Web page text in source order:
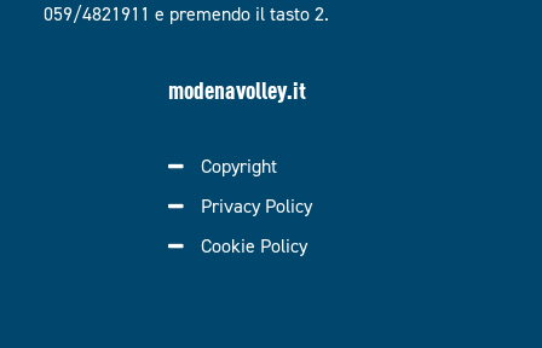
059/4821911 e premendo il tasto 2.
modenavolley.it
Copyright
Privacy Policy
Cookie Policy